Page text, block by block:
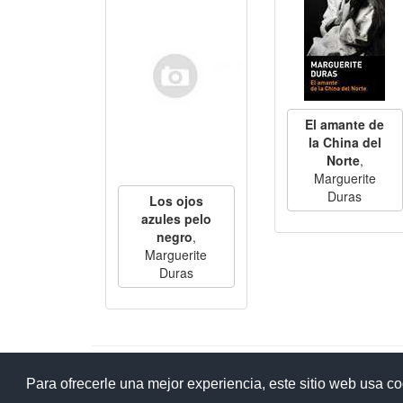
Para ofrecerle una mejor experiencia, este sitio web usa
Los ojos
azules pelo
negro,
Marguerite
Duras
El amante de
la China del
Norte,
Marguerite
Duras